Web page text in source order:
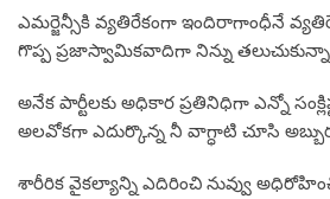
ఎమర్జెన్సీకి వ్యతిరేకంగా ఇందిరాగాంధీనే
గొప్ప ప్రజాస్వామికవాదిగా నిన్ను
అనేక పార్టీలకు అధికార ప్రతినిధిగా ఎన్నో
అలవోకగా ఎదుర్కొన్న నీ వాగ్ధాటి చూసి
శారీరిక వైకల్యాన్ని ఎదిరించి నువ్వు